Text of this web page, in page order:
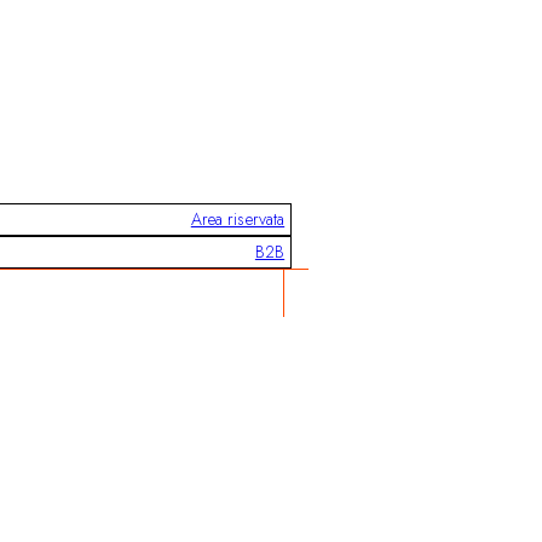
Area riservata
B2B